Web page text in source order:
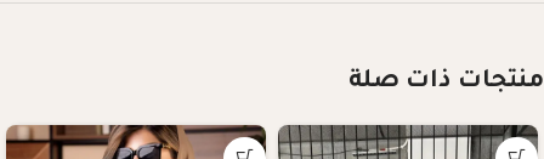
منتجات ذات صلة